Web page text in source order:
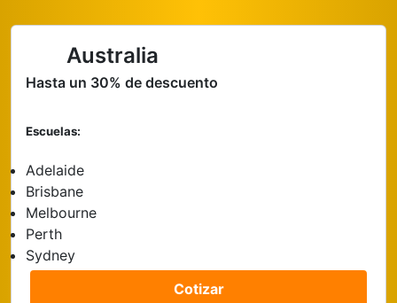
Australia
Hasta un 30% de descuento
Escuelas:
Adelaide
Brisbane
Melbourne
Perth
Sydney
Cotizar